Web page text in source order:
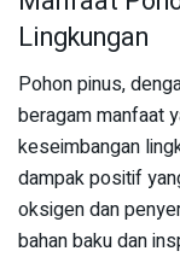
Lingkungan
Pohon pinus,
beragam manfaat
keseimbangan
dampak positif
oksigen dan
bahan baku dan